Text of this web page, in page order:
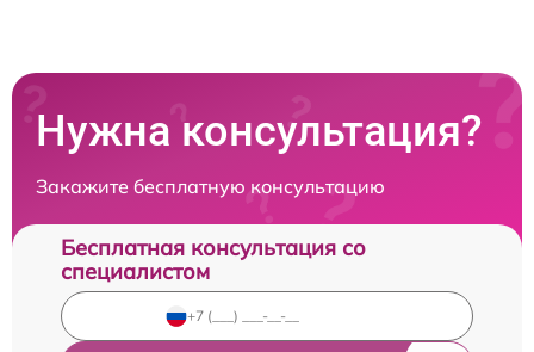
Нужна консультация?
Закажите бесплатную консультацию
Бесплатная консультация со
специалистом